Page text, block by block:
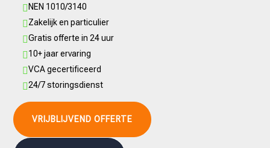
NEN 1010/3140
Zakelijk en particulier
Gratis offerte in 24 uur
10+ jaar ervaring
VCA gecertificeerd
24/7 storingsdienst
VRIJBLIJVEND OFFERTE